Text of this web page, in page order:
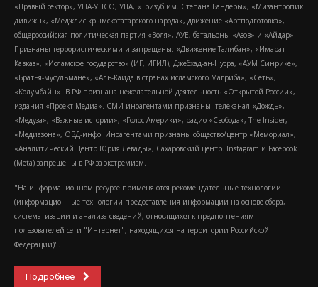
«Правый сектор», УНА-УНСО, УПА, «Тризуб им. Степана Бандеры», «Мизантропик
дивижн», «Меджлис крымскотатарского народа», движение «Артподготовка»,
общероссийская политическая партия «Воля», АУЕ, батальоны «Азов» и «Айдар».
Признаны террористическими и запрещены: «Движение Талибан», «Имарат
Кавказ», «Исламское государство» (ИГ, ИГИЛ), Джебхад-ан-Нусра, «АУМ Синрике»,
«Братья-мусульмане», «Аль-Каида в странах исламского Магриба», «Сеть»,
«Колумбайн». В РФ признана нежелательной деятельность «Открытой России»,
издания «Проект Медиа». СМИ-иноагентами признаны: телеканал «Дождь»,
«Медуза», «Важные истории», «Голос Америки», радио «Свобода», The Insider,
«Медиазона», ОВД-инфо. Иноагентами признаны общество/центр «Мемориал»,
«Аналитический Центр Юрия Левады», Сахаровский центр. Instagram и Facebook
(Metа) запрещены в РФ за экстремизм.
"На информационном ресурсе применяются рекомендательные технологии
(информационные технологии предоставления информации на основе сбора,
систематизации и анализа сведений, относящихся к предпочтениям
пользователей сети "Интернет", находящихся на территории Российской
Федерации)".
Подробнее